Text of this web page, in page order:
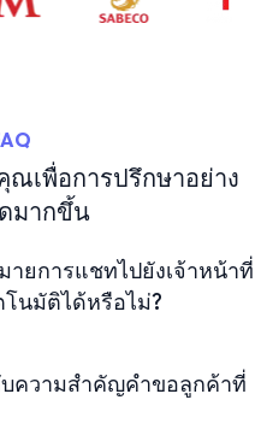
ณเพื่อการปรึกษาอย่าง
มากขึ้น
ยการแชทไปยังเจ้าหน้าที่
นมัติได้หรือไม่?
ความสำคัญคำขอลูกค้าที่